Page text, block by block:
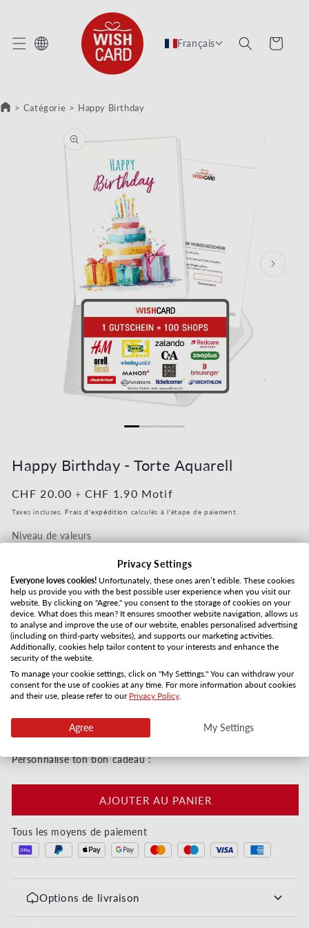
PASSER AU CONTENU
Français Panier
> Catégorie > Happy Birthday
Happy Birthday - Torte Aquarell
Prix habituel
CHF 20.00 + Prix habituel
CHF 1.90 Motif
Taxes incluses. Frais d'expédition calculés à l'étape de paiement.
Niveau de valeurs
Mode d'expédition
Distribution postale
3-5 jours
Réception par email
Directement
Quantité
Digital immédiatement ou par courrier en 3–5 jours
Personnalise ton bon cadeau :
AJOUTER AU PANIER
Tous les moyens de paiement
Options de livraison
Privacy Settings
Everyone loves cookies! Unfortunately, these ones aren’t edible. These cookies
help us provide you with the best possible user experience when you visit our
website. By clicking on "Agree," you consent to the storage of cookies on your
device. What does this mean? It ensures smoother website navigation, allows us
to analyse and improve the use of our website, enables personalised advertising
(including on third-party websites), and supports our marketing activities.
Additionally, cookies help tailor content to your interests and enhance the
security of the website.
To manage your cookie settings, click on "My Settings." You can withdraw your
consent for the use of cookies at any time. For more information about cookies
and their use, please refer to our Privacy Policy.
Agree My Settings